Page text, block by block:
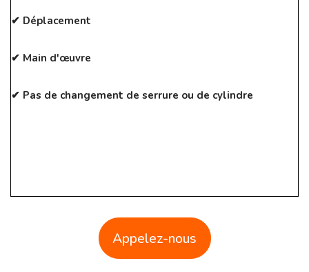
✔ Déplacement
✔ Main d'œuvre
✔ Pas de changement de serrure ou de cylindre
Appelez-nous